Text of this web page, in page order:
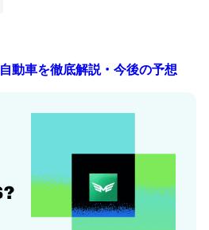
動車を徹底解説・今後の予想